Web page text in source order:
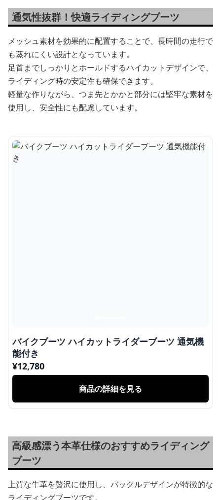
通気性抜群！快適ライディングブーツ
メッシュ素材を効果的に配置することで、長時間の走行で
も蒸れにくい設計となっています。
足首までしっかりとホールドするハイカットデザインで、
ライディング時の安定性も確保できます。
軽量な作りながら、つま先とかかと部分には堅牢な素材を
使用し、安全性にも配慮しています。
バイクブーツ ハイカットライダーブーツ 通気機
能付き
¥12,780
商品の詳細を見る
高級感漂う本革仕様のおすすめライディング
ブーツ
上質な牛革を贅沢に使用し、バックルデザインが特徴的な
ライディングブーツです。